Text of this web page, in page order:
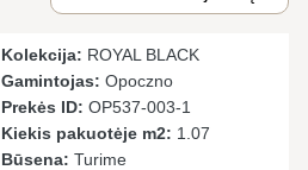
Kolekcija: ROYAL BLACK
Gamintojas: Opoczno
Prekės ID: OP537-003-1
Kiekis pakuotėje m2: 1.07
Būsena: Turime